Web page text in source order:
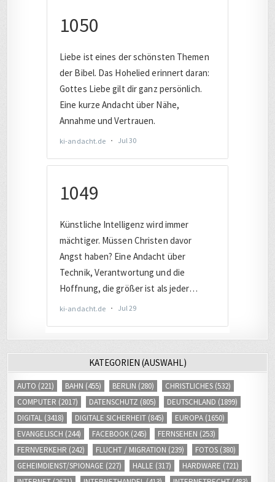
KATEGORIEN (AUSWAHL)
AUTO (221) BAHN (455) BERLIN (280) CHRISTLICHES (532)
COMPUTER (2017) DATENSCHUTZ (805) DEUTSCHLAND (1899)
DIGITAL (3418) DIGITALE SICHERHEIT (845) EUROPA (1650)
EVANGELISCH (244) FACEBOOK (245) FERNSEHEN (253)
FERNVERKEHR (242) FLUCHT / MIGRATION (239) FOTOS (380)
GEHEIMDIENST/SPIONAGE (227) HALLE (317) HARDWARE (721)